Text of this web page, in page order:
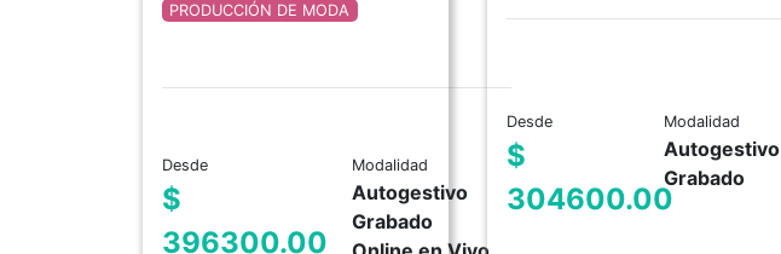
PRODUCCIÓN DE MODA
Desde
$
396300.00
Modalidad
Autogestivo
Grabado
Desde
$
304600.00
Modalidad
Autogestivo
Grabado